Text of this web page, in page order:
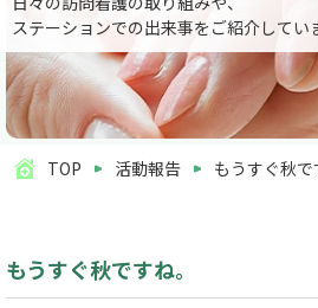
ステーションでの出来事をご紹介してい
TOP 活動報告 もうすぐ秋で
もうすぐ秋ですね。